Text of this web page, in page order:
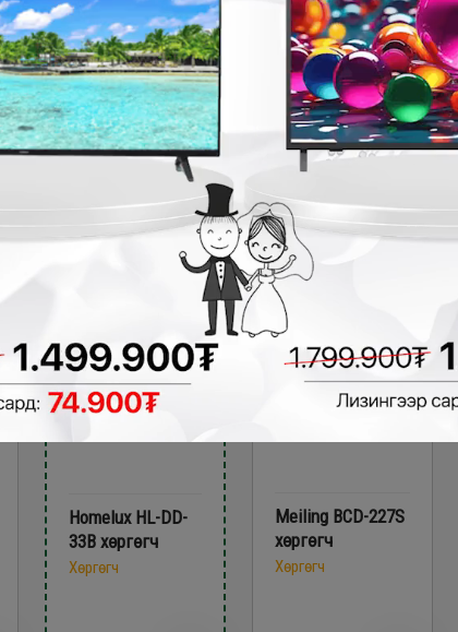
Meiling BCD-86
хөргөгч
Хөргөгч
Meiling BCD-112
хөргөгч
Хөргөгч
599,900₮
- 160,000₮
Homelux HL-DD-
33B хөргөгч
Хөргөгч
Meiling BCD-227S
хөргөгч
Хөргөгч